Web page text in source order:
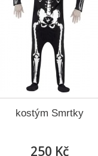
kostým Smrtky
250 Kč